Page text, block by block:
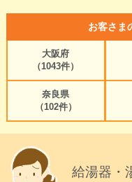
お客さま
大阪府
（1043件）
奈良県
（102件）
給湯器・